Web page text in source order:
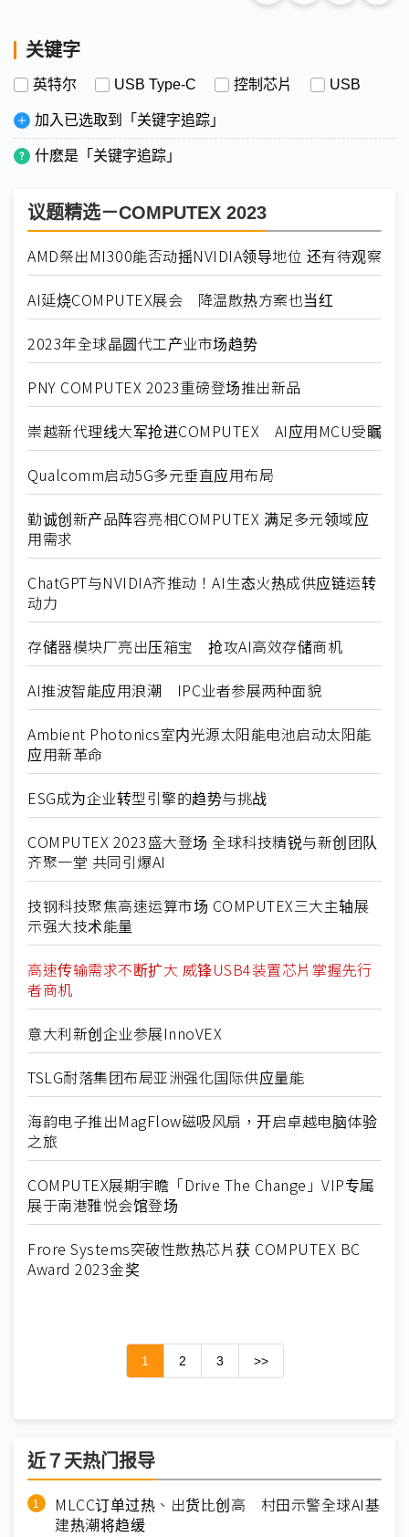
关键字
英特尔 USB Type-C 控制芯片 USB
加入已选取到「关键字追踪」
什麽是「关键字追踪」
议题精选－COMPUTEX 2023
AMD祭出MI300能否动摇NVIDIA领导地位 还有待观察
AI延烧COMPUTEX展会 降温散热方案也当红
2023年全球晶圆代工产业市场趋势
PNY COMPUTEX 2023重磅登场推出新品
崇越新代理线大军抢进COMPUTEX AI应用MCU受瞩
Qualcomm启动5G多元垂直应用布局
勤诚创新产品阵容亮相COMPUTEX 满足多元领域应
用需求
ChatGPT与NVIDIA齐推动！AI生态火热成供应链运转
动力
存储器模块厂亮出压箱宝 抢攻AI高效存储商机
AI推波智能应用浪潮 IPC业者参展两种面貌
Ambient Photonics室内光源太阳能电池启动太阳能
应用新革命
ESG成为企业转型引擎的趋势与挑战
COMPUTEX 2023盛大登场 全球科技精锐与新创团队
齐聚一堂 共同引爆AI
技钢科技聚焦高速运算市场 COMPUTEX三大主轴展
示强大技术能量
高速传输需求不断扩大 威锋USB4装置芯片掌握先行
者商机
意大利新创企业参展InnoVEX
TSLG耐落集团布局亚洲强化国际供应量能
海韵电子推出MagFlow磁吸风扇，开启卓越电脑体验
之旅
COMPUTEX展期宇瞻「Drive The Change」VIP专属
展于南港雅悦会馆登场
Frore Systems突破性散热芯片获 COMPUTEX BC
Award 2023金奖
1 2 3 >>
近７天热门报导
MLCC订单过热、出货比创高 村田示警全球AI基
建热潮将趋缓